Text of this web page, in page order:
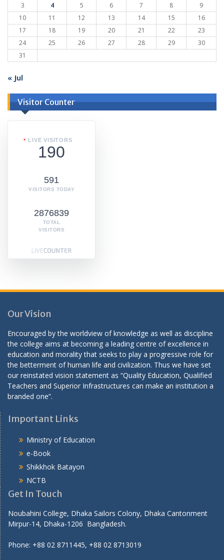
3
4 5 6 7 8
9
10
11 12 13 14 15
16
17
18 19 20 21 22
23
24
25 26 27 28 29
30
31
« Jul
Visitor Counter
LIVE VISITORS
190
591
VISITORS TODAY
2876839
TOTAL
VISITORS
Our Vision
Encouraged by the worldview of knowledge as well as discipline
the college aims at becoming a leading centre of excellence in
education and morality that seeks to play a progressive role for
the betterment of human life and civilization. Thus we have set
our reinstated vision statement as “Quality Education, Qualified
Teachers and Superior Infrastructures can make an institution a
branded one”.
Important Links
Ministry of Education
e-Book
Shikkhok Batayon
NCTB
Get In Touch
Noubahini College, Dhaka Sailors Colony, Dhaka Cantonment
Mirpur-14, Dhaka-1206 Bangladesh.
Phone: +88 02 8711445, +88 02 8713019